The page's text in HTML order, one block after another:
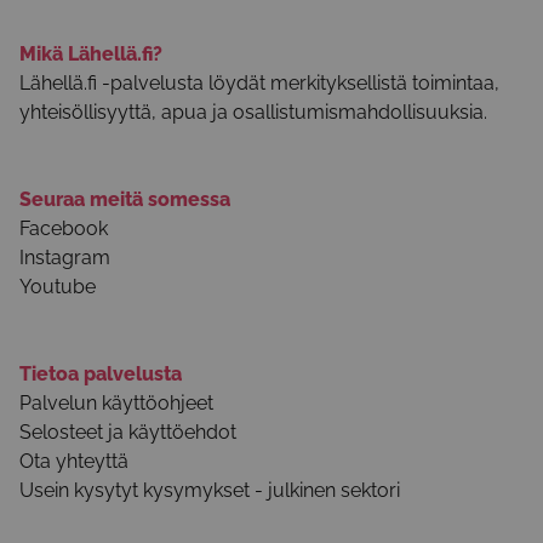
Mikä Lähellä.fi?
Lähellä.fi -palvelusta löydät merkityksellistä toimintaa,
yhteisöllisyyttä, apua ja osallistumismahdollisuuksia.
Seuraa meitä somessa
Facebook
Instagram
Youtube
Tietoa palvelusta
Palvelun käyttöohjeet
Selosteet ja käyttöehdot
Ota yhteyttä
Usein kysytyt kysymykset - julkinen sektori